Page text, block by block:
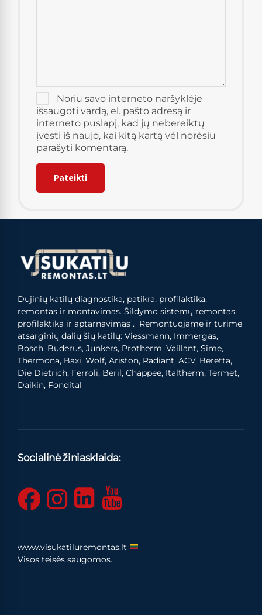
Noriu savo interneto naršyklėje
išsaugoti vardą, el. pašto adresą ir
interneto puslapį, kad jų nebereiktų
įvesti iš naujo, kai kitą kartą vėl norėsiu
parašyti komentarą.
Dujinių katilų diagnostika, patikra, profilaktika,
remontas ir montavimas. Šildymo sistemų remontas,
profilaktika ir aptarnavimas . Remontuojame ir turime
atsarginių dalių šių katilų: Viessmann, Immergas,
Bosch, Buderus, Junkers, Protherm, Vaillant, Sime,
Thermona, Baxi, Wolf, Ariston, Radiant, ACV, Beretta,
Die Dietrich, Ferroli, Beril, Chappee, Italtherm, Termet,
Daikin, Fondital
Socialinė žiniasklaida:
www.visukatiluremontas.lt
Visos teisės saugomos.